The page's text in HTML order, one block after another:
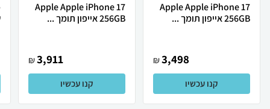
Apple Apple iPhone 17
256GB אייפון תומך ...
3,498
₪
קנו עכשיו
Apple Apple iPhone 17
256GB אייפון תומך ...
3,911
₪
קנו עכשיו